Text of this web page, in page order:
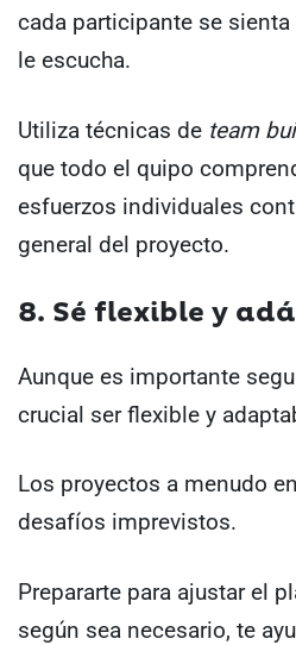
cada participante se sienta
le escucha.
Utiliza técnicas de team
que todo el quipo
esfuerzos individuales
general del proyecto.
8. Sé flexible y
Aunque es importante
crucial ser flexible y
Los proyectos a menudo
desafíos imprevistos.
Prepararte para ajustar el
según sea necesario, te